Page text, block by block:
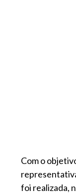
Com o
foi realizada,